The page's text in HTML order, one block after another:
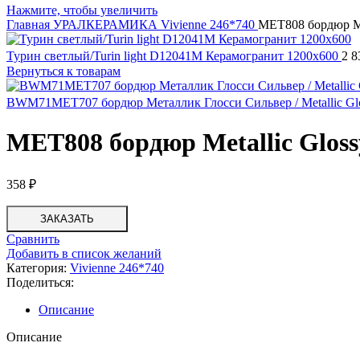
Нажмите, чтобы увеличить
Главная УРАЛКЕРАМИКА Vivienne 246*740 MET808 бордюр
Турин светлый/Turin light D12041M Керамогранит 1200x600 2
Вернуться к товарам
BWM71MET707 бордюр Металлик Глосси Сильвер / Metallic
MET808 бордюр Metallic
358 ₽
ЗАКАЗАТЬ
Сравнить
Добавить в список желаний
Категория: Vivienne 246*740
Поделиться:
Описание
Описание